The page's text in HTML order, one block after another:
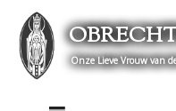
content
Onze Lieve Vrouw van